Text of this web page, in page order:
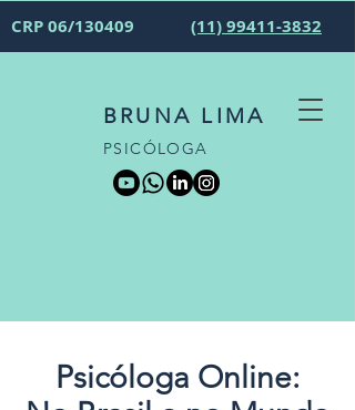
CRP 06/130409 (11) 99411-3832
BRUNA LIMA
PSICÓLOGA
Psicóloga Online: